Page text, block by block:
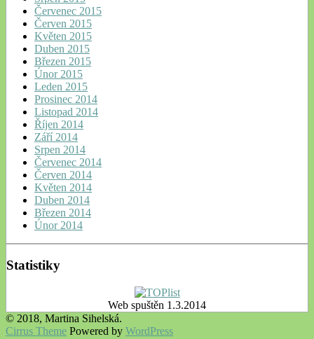
Červenec 2015
Červen 2015
Květen 2015
Duben 2015
Březen 2015
Únor 2015
Leden 2015
Prosinec 2014
Listopad 2014
Říjen 2014
Září 2014
Srpen 2014
Červenec 2014
Červen 2014
Květen 2014
Duben 2014
Březen 2014
Únor 2014
Statistiky
Web spuštěn 1.3.2014
© 2018, Martina Sihelská.
Cirrus Theme Powered by WordPress